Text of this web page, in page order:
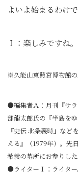
よいよ始まるわけで
Ｉ：楽しみですね
※久能山東照宮博物館の
●編集者Ａ：月刊『サ
部龍太郎氏の『半島を
『史伝 北条義時』な
える』（1979年）。先
希義の墓所にお参りした
●ライターＩ：ライタ